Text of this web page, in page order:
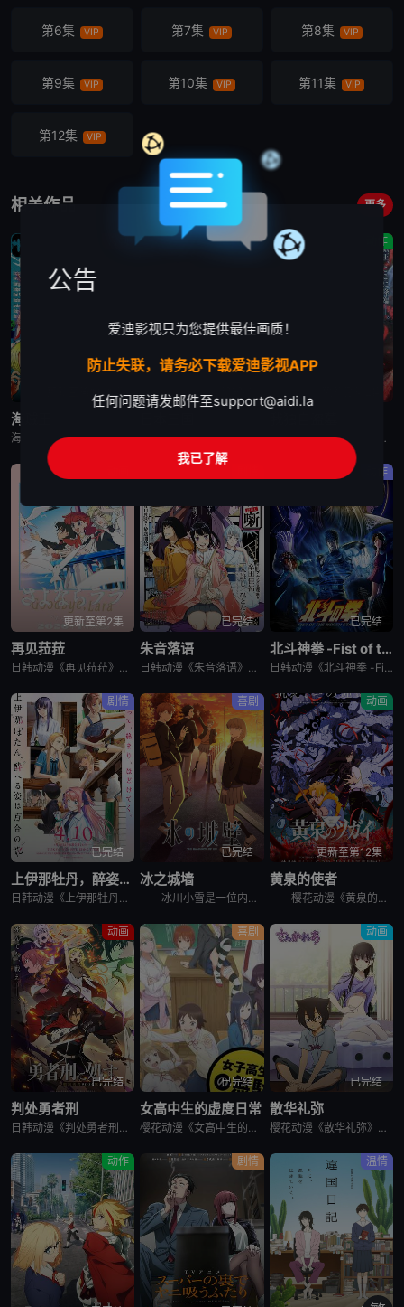
第6集 VIP 第7集 VIP 第8集 VIP
第9集 VIP 第10集 VIP 第11集 VIP
第12集 VIP
相关作品 更多
更新至第1171集
海贼王
海贼王是日本动漫。传奇海盗哥尔•D•罗杰在临死前曾留下关于其毕生的财富“OnePiece”的消息，由此引得群雄并起，众海盗们为了这笔传说中的巨额财富展开争夺，各种势力、政权不断交替，整个世界进入了动荡混乱的“大海贼
剧情
日韩动漫《日本三国》又名：日本三國，讲述了：令和末期，日本因全球核战影响走向衰败，大量难民涌入，更严重的病毒、大地震、苛政与饥荒接连发生，引发民众暴动，国家体制崩溃，人口锐减至原来的十分之一以下，文明
动作
日韩动漫《我独自盗墓》又名：盗墓王,盗掘王,Tomb Raider King,トウクツオウ,도굴왕，讲述了：2025年，世界各处惊现古墓，获得墓中“宝物”之人便能获得先人的异能，全世界为获得宝物而疯狂
更新至第2集
再见菈菈
日韩动漫《再见菈菈》又名：Sayonara Lara,再见,劳拉,さよならララ，讲述了：昔々あるところに、ララという人魚のプリンセスがおりました。海の王である父と、姉たちに愛されて、すくすくと育ちまし
已完结
朱音落语
日韩动漫《朱音落语》又名：落语朱音,Akane-banashi,あかね噺，讲述了：朱音从小就非常崇拜身为落语家的父亲，经常在门后偷看父亲练习的模样。然而，父亲参加「真打」晋升测验却遭到无情地逐出师门之
动作
已完结
北斗神拳 -Fist of the North Star-
日韩动漫《北斗神拳 -Fist of the North Star-》又名：北⽃之拳 -Fist of the North Star-,北斗の拳 -FIST OF THE NORTH STAR-，讲述
剧情
已完结
上伊那牡丹，醉姿如百合
日韩动漫《上伊那牡丹，醉姿如百合》又名：Kamiina Botan,Yoeru Sugata wa Yuri no Hana,the Drunken Appearance Is a Lily Flow
喜剧
已完结
冰之城墙
冰川小雪是一位内向的学生，她总是向外筑起一道高高的心墙，只跟儿时好友安昙美姫互动。有一天，名叫雨宫凑的男孩，没来由地开始试图打进小雪的心房，扰乱了她平静的生活。 孤僻的小雪、受欢迎的美姫、没有边界
动画
更新至第12集
黄泉的使者
樱花动漫《黄泉的使者》讲述了，月落和亚晨是一对双胞胎兄妹，他们在一个与世隔绝的深山小村落里出生，被称为“分隔夜与昼的双子”。他们拥有获得特殊力量的资格，一场围绕他们的双使战斗也随之展开。 &nbs
动画
已完结
判处勇者刑
日韩动漫《判处勇者刑》又名：勇者刑に処す,勇者处刑 惩罚勇者9004队服刑记录,勇者刑に処す 懲罰勇者9004隊刑務記録，讲述了：勇者刑是最严重的刑罚。犯了大罪被判处勇者刑的人，将受到勇者的惩罚。所谓
喜剧
已完结
女高中生的虚度日常
樱花动漫《女高中生的虚度日常》又名：女子高中生的虚度日常,女高中生的无所事事,女高中生的浪费青春,Wasteful Days of High School Girls,女子高生の無駄づかい，讲述了：性
动画
已完结
散华礼弥
樱花动漫《散华礼弥》又名Sankarea,僵尸哪有那么萌？(台),さんかれあ,散华礼弥，讲述了：散华礼弥（内田真礼 配音）本该是一个快乐活泼的女孩，可是与亡母过分想象的外貌激发了父亲散华团一郎（石冢运
动作 剧情 温情
公告
爱迪影视只为您提供最佳画质！
防止失联，请务必下载爱迪影视APP
任何问题请发邮件至support@aidi.la
我已了解